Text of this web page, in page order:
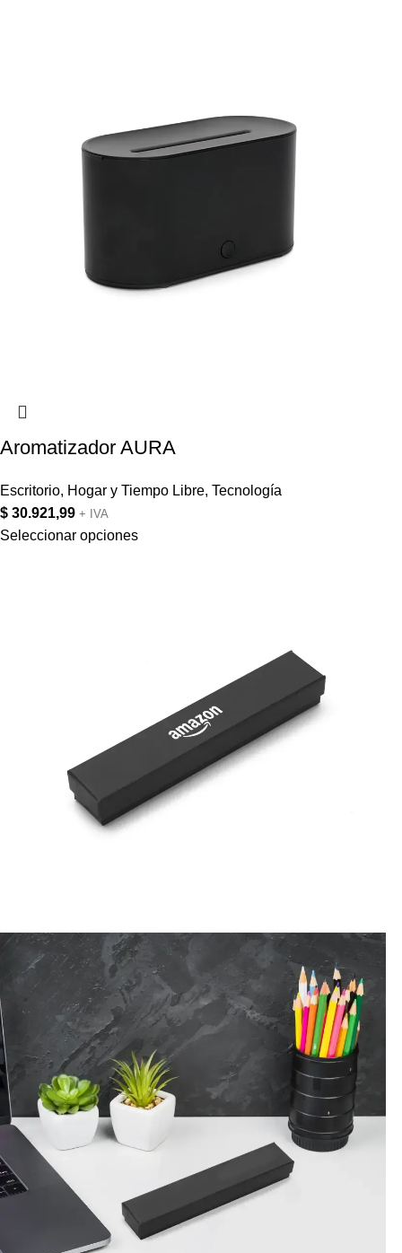
Aromatizador AURA
Escritorio, Hogar y Tiempo Libre, Tecnología
$ 30.921,99 + IVA
Seleccionar opciones